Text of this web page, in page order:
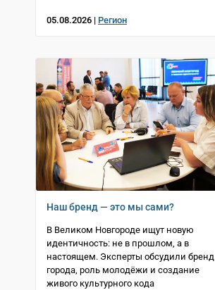
05.08.2026 | Регион
Наш бренд — это мы сами?
В Великом Новгороде ищут новую
идентичность: не в прошлом, а в
настоящем. Эксперты обсудили бренд
города, роль молодёжи и создание
живого культурного кода